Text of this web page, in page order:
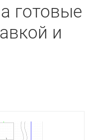
готовые
и